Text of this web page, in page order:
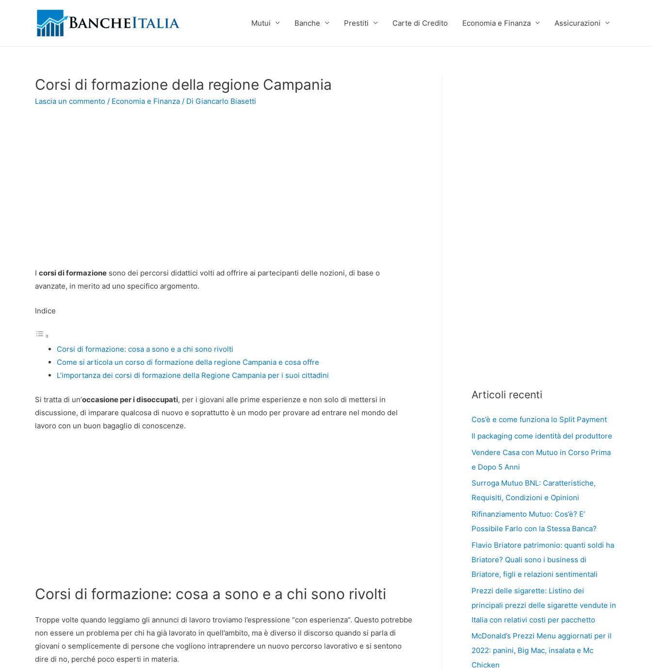
Mutui Banche Prestiti Carte di Credito Economia e Finanza Assicurazioni
Corsi di formazione della regione Campania
Lascia un commento / Economia e Finanza / Di Giancarlo Biasetti
I corsi di formazione sono dei percorsi didattici volti ad offrire ai partecipanti delle nozioni, di base o
avanzate, in merito ad uno specifico argomento.
Indice
Corsi di formazione: cosa a sono e a chi sono rivolti
Come si articola un corso di formazione della regione Campania e cosa offre
L’importanza dei corsi di formazione della Regione Campania per i suoi cittadini
Si tratta di un’occasione per i disoccupati, per i giovani alle prime esperienze e non solo di mettersi in
discussione, di imparare qualcosa di nuovo e soprattutto è un modo per provare ad entrare nel mondo del
lavoro con un buon bagaglio di conoscenze.
Corsi di formazione: cosa a sono e a chi sono rivolti
Troppe volte quando leggiamo gli annunci di lavoro troviamo l’espressione “con esperienza”. Questo potrebbe
non essere un problema per chi ha già lavorato in quell’ambito, ma è diverso il discorso quando si parla di
giovani o semplicemente di persone che vogliono intraprendere un nuovo percorso lavorativo e si sentono
dire di no, perché poco esperti in materia.
Articoli recenti
Cos’è e come funziona lo Split Payment
Il packaging come identità del produttore
Vendere Casa con Mutuo in Corso Prima
e Dopo 5 Anni
Surroga Mutuo BNL: Caratteristiche,
Requisiti, Condizioni e Opinioni
Rifinanziamento Mutuo: Cos’è? E’
Possibile Farlo con la Stessa Banca?
Flavio Briatore patrimonio: quanti soldi ha
Briatore? Quali sono i business di
Briatore, figli e relazioni sentimentali
Prezzi delle sigarette: Listino dei
principali prezzi delle sigarette vendute in
Italia con relativi costi per pacchetto
McDonald’s Prezzi Menu aggiornati per il
2022: panini, Big Mac, insalata e Mc
Chicken